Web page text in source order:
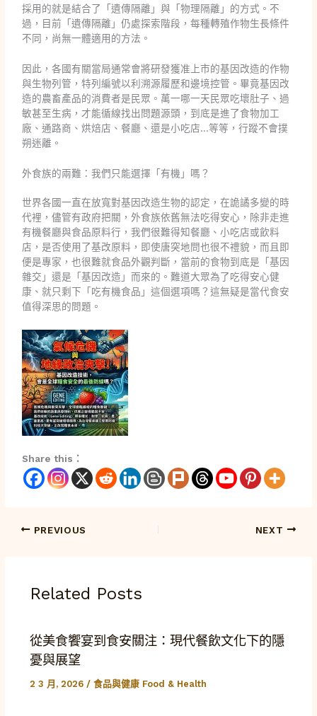
採用的就是結合了「遺傳隔離」與「物理隔離」的方式。不
過，目前「遺傳隔離」仍處探索階段，每種轉殖作物生長條件
不同，尚無一體適用的方法。
因此，各國有關當局通常會將研發獲准上市的基因改造的作物
與生物列管，特列編號以利溯源履歷和邊境控管。畢竟基因改
造的農畜產品的消費者是民眾。萬一哪一天民眾吃壞肚子、過
敏甚至生病，才能循線找出問題源頭，到底是進了食物加工
廠、通路商、烘焙店、餐廳、還是小吃店…等等，行蹤不會撲
朔迷離。
外食族的兩難：我們只能選擇「有機」嗎？
世界各國一直在放寬對基因改造生物的認定，在詭譎多變的時
代裡，儘管有政府把關，外食族依舊無法吃得安心，除非走進
有機餐廳與食品原料行，我們很難得知餐廳、小吃店或飲料
店，是否使用了基改原料，即使唐突地問也很不禮貌，而且即
便是專家，也很難就食品外觀判斷，當前的食物到底是「基因
雜交」還是「基因改造」而來的。難道大眾為了吃得安心健
康、就只剩下「吃有機食品」這個選項嗎？這無疑是當代食安
值得深思的問題。
Share this：
PREVIOUS NEXT
Related Posts
從美食饗宴到食安關注：現代餐飲文化下的隱
憂與展望
2 3 月, 2026 / 食品與健康 Food & Health